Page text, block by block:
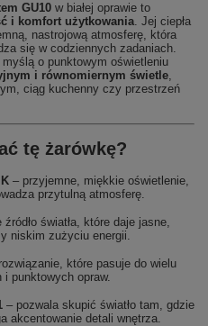
GU10 w białej oprawie to
i komfort użytkowania. Jej ciepła
nastrojową atmosferę, która
się w codziennych zadaniach.
o punktowym oświetleniu
i równomiernym świetle,
ciąg kuchenny czy przestrzeń
tę żarówkę?
– przyjemne, miękkie oświetlenie,
przytulną atmosferę.
światła, które daje jasne,
niskim zużyciu energii.
które pasuje do wielu
punktowych opraw.
– pozwala skupić światło tam, gdzie
akcentowanie detali wnętrza.